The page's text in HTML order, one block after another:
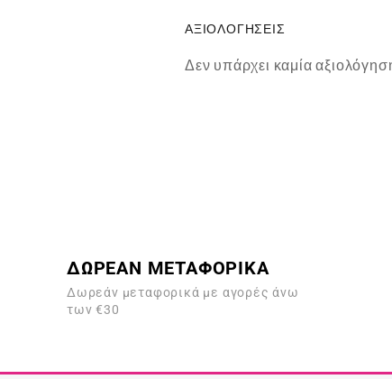
ΑΞΙΟΛΟΓΉΣΕΙΣ
Δεν υπάρχει καμία
ΔΩΡΕΑΝ ΜΕΤΑΦΟΡΙΚΑ
Δωρεάν μεταφορικά με αγορές άνω
των €30